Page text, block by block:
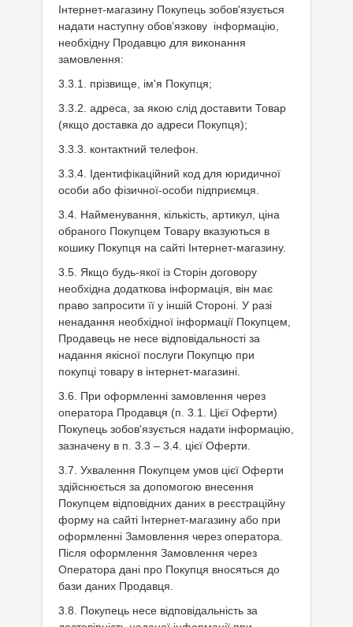
Інтернет-магазину Покупець зобов'язується
надати наступну обов’язкову інформацію,
необхідну Продавцю для виконання
замовлення:
3.3.1. прізвище, ім'я Покупця;
3.3.2. адреса, за якою слід доставити Товар
(якщо доставка до адреси Покупця);
3.3.3. контактний телефон.
3.3.4. Ідентифікаційний код для юридичної
особи або фізичної-особи підприємця.
3.4. Найменування, кількість, артикул, ціна
обраного Покупцем Товару вказуються в
кошику Покупця на сайті Інтернет-магазину.
3.5. Якщо будь-якої із Сторін договору
необхідна додаткова інформація, він має
право запросити її у іншій Стороні. У разі
ненадання необхідної інформації Покупцем,
Продавець не несе відповідальності за
надання якісної послуги Покупцю при
покупці товару в інтернет-магазині.
3.6. При оформленні замовлення через
оператора Продавця (п. 3.1. Цієї Оферти)
Покупець зобов'язується надати інформацію,
зазначену в п. 3.3 – 3.4. цієї Оферти.
3.7. Ухвалення Покупцем умов цієї Оферти
здійснюється за допомогою внесення
Покупцем відповідних даних в реєстраційну
форму на сайті Інтернет-магазину або при
оформленні Замовлення через оператора.
Після оформлення Замовлення через
Оператора дані про Покупця вносяться до
бази даних Продавця.
3.8. Покупець несе відповідальність за